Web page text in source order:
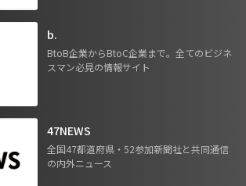
b.
BtoB企業からBtoC企業まで。全てのビジネ
スマン必見の情報サイト
47NEWS
全国47都道府県・52参加新聞社と共同通信
の内外ニュース